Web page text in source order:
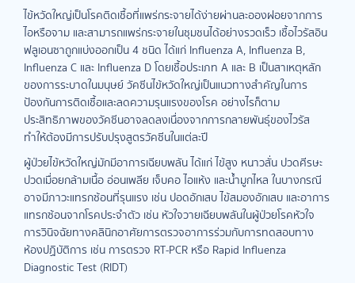
ไข้หวัดใหญ่เป็นโรคติดเชื้อที่แพร่กระจายได้ง่ายผ่านละอองฝอยจากการ
ไอหรือจาม และสามารถแพร่กระจายในชุมชนได้อย่างรวดเร็ว เชื้อไวรัสอิน
ฟลูเอนซาถูกแบ่งออกเป็น 4 ชนิด ได้แก่ Influenza A, Influenza B,
Influenza C และ Influenza D โดยเชื้อประเภท A และ B เป็นสาเหตุหลัก
ของการระบาดในมนุษย์ วัคซีนไข้หวัดใหญ่เป็นแนวทางสำคัญในการ
ป้องกันการติดเชื้อและลดความรุนแรงของโรค อย่างไรก็ตาม
ประสิทธิภาพของวัคซีนอาจลดลงเนื่องจากการกลายพันธุ์ของไวรัส
ทำให้ต้องมีการปรับปรุงสูตรวัคซีนในแต่ละปี
ผู้ป่วยไข้หวัดใหญ่มักมีอาการเฉียบพลัน ได้แก่ ไข้สูง หนาวสั่น ปวดศีรษะ
ปวดเมื่อยกล้ามเนื้อ อ่อนเพลีย เจ็บคอ ไอแห้ง และน้ำมูกไหล ในบางกรณี
อาจมีภาวะแทรกซ้อนที่รุนแรง เช่น ปอดอักเสบ ไข้สมองอักเสบ และอาการ
แทรกซ้อนจากโรคประจำตัว เช่น หัวใจวายเฉียบพลันในผู้ป่วยโรคหัวใจ
การวินิจฉัยทางคลินิกอาศัยการตรวจอาการร่วมกับการทดสอบทาง
ห้องปฏิบัติการ เช่น การตรวจ RT-PCR หรือ Rapid Influenza
Diagnostic Test (RIDT)